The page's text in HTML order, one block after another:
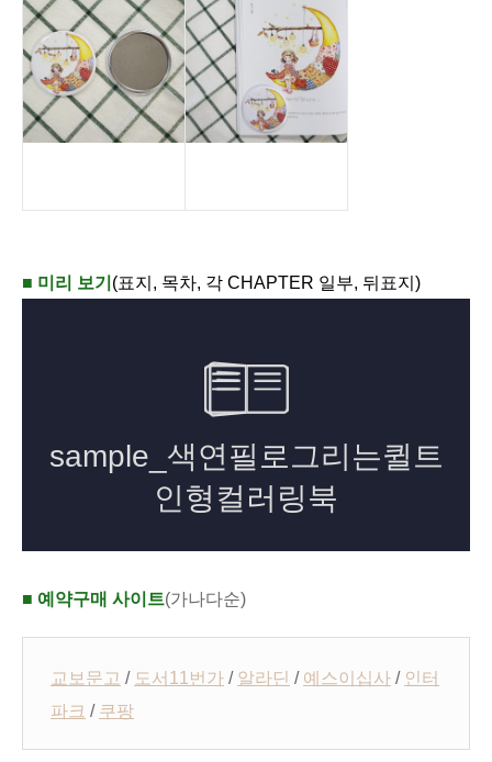
■ 미리 보기 (표지, 목차, 각 CHAPTER 일부, 뒤표지)
■ 예약구매 사이트(가나다순)
교보문고 / 도서11번가 / 알라딘 / 예스이십사 / 인터
파크 / 쿠팡